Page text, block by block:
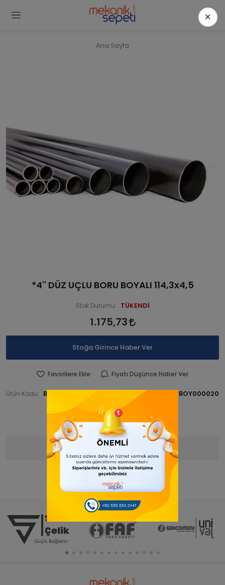
Ana Sayfa
*4'' DÜZ UÇLU BORU BOYALI 114,3x4,5
Stok Durumu: TÜKENDİ
1.175,73
Stoğa Girince Haber Ver
Favorilere Ekle Fiyatı Düşünce Haber Ver
Ürün Kodu: BORBORBOY 000020 Barkod: BORBORBOY000020
İade Bilgisi:
(0)
×